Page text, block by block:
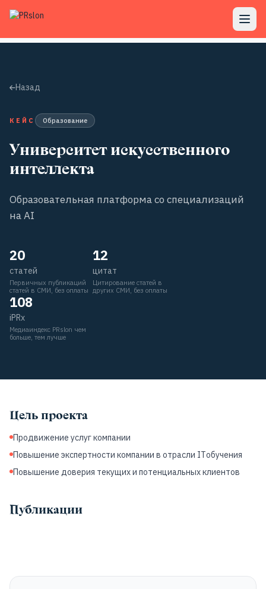
Назад
КЕЙС Образование
Университет искусственного
интеллекта
Образовательная платформа со специализаций
на AI
20
статей
Первичных публикаций
статей в СМИ, без оплаты
12
цитат
Цитирование статей в
других СМИ, без оплаты
108
iPRx
Медиаиндекс PRslon чем
больше, тем лучше
Цель проекта
Продвижение услуг компании
Повышение экспертности компании в отрасли ITобучения
Повышение доверия текущих и потенциальных клиентов
Публикации